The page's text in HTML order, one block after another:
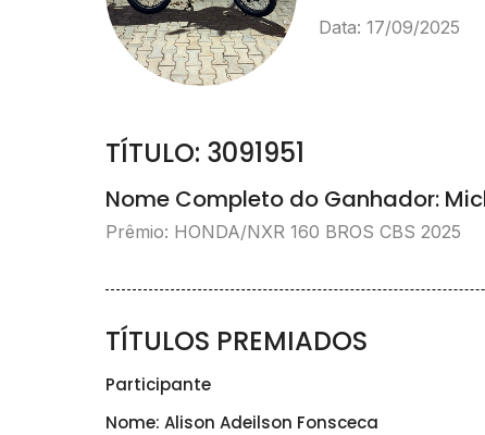
Data: 17/09/2025
TÍTULO: 3091951
Nome Completo do Ganhador:
Prêmio: HONDA/NXR 160 BROS CBS 2025
TÍTULOS PREMIADOS
Participante
Nome: Alison Adeilson Fonsceca